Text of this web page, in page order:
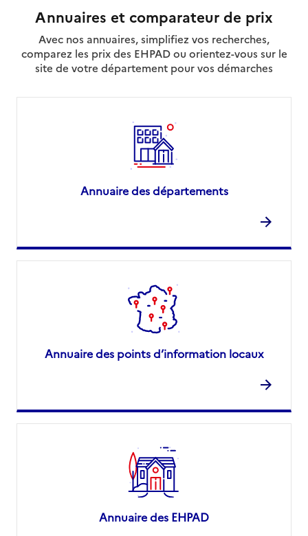
Annuaires et comparateur de prix
Avec nos annuaires, simplifiez vos recherches,
comparez les prix des EHPAD ou orientez-vous sur le
site de votre département pour vos démarches
Annuaire des départements
Annuaire des points d’information locaux
Annuaire des EHPAD